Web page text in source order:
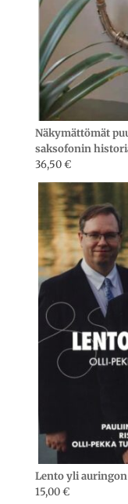
Näkymättömät
saksofonin
36,50€
Lento yli auringon
15,00€